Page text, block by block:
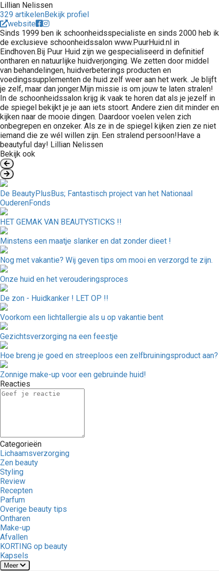
Lillian Nelissen
329 artikelenBekijk profiel
website
Sinds 1999 ben ik schoonheidsspecialiste en sinds 2000 heb ik
de exclusieve schoonheidssalon www.PuurHuid.nl in
Eindhoven.Bij Puur Huid zijn we gespecialiseerd in definitief
ontharen en natuurlijke huidverjonging. We zetten door middel
van behandelingen, huidverbeterings producten en
voedingssupplementen de huid zelf weer aan het werk. Je blijft
je zelf, maar dan jonger.Mijn missie is om jouw te laten stralen!
In de schoonheidssalon krijg ik vaak te horen dat als je jezelf in
de spiegel bekijkt je je aan iets stoort. Andere zien dit minder en
kijken naar de mooie dingen. Daardoor voelen velen zich
onbegrepen en onzeker. Als ze in de spiegel kijken zien ze niet
iemand die ze wél willen zijn. Een stralend persoon!Have a
beautyful day! Lillian Nelissen
Bekijk ook
De BeautyPlusBus; Fantastisch project van het Nationaal
OuderenFonds
HET GEMAK VAN BEAUTYSTICKS !!
Minstens een maatje slanker en dat zonder dieet !
Nog met vakantie? Wij geven tips om mooi en verzorgd te zijn.
Onze huid en het verouderingsproces
De zon - Huidkanker ! LET OP !!
Voorkom een lichtallergie als u op vakantie bent
Gezichtsverzorging na een feestje
Hoe breng je goed en streeploos een zelfbruiningsproduct aan?
Zonnige make-up voor een gebruinde huid!
Reacties
Categorieën
Lichaamsverzorging
Zen beauty
Styling
Review
Recepten
Parfum
Overige beauty tips
Ontharen
Make-up
Afvallen
KORTING op beauty
Kapsels
Meer